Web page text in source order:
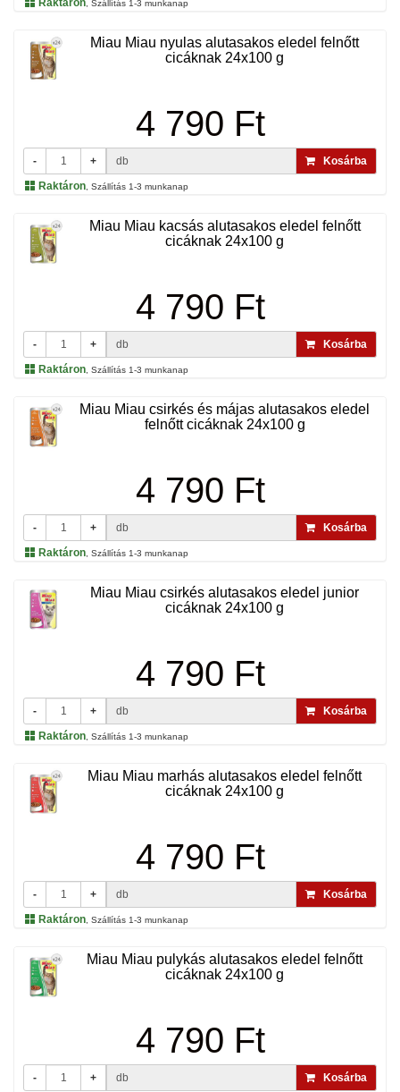
Raktáron , Szállítás 1-3 munkanap
Miau Miau nyulas alutasakos eledel felnőtt
cicáknak 24x100 g
4 790 Ft
- + db
Kosárba
Raktáron , Szállítás 1-3 munkanap
Miau Miau kacsás alutasakos eledel felnőtt
cicáknak 24x100 g
4 790 Ft
- + db
Kosárba
Raktáron , Szállítás 1-3 munkanap
Miau Miau csirkés és májas alutasakos eledel
felnőtt cicáknak 24x100 g
4 790 Ft
- + db
Kosárba
Raktáron , Szállítás 1-3 munkanap
Miau Miau csirkés alutasakos eledel junior
cicáknak 24x100 g
4 790 Ft
- + db
Kosárba
Raktáron , Szállítás 1-3 munkanap
Miau Miau marhás alutasakos eledel felnőtt
cicáknak 24x100 g
4 790 Ft
- + db
Kosárba
Raktáron , Szállítás 1-3 munkanap
Miau Miau pulykás alutasakos eledel felnőtt
cicáknak 24x100 g
4 790 Ft
- + db
Kosárba